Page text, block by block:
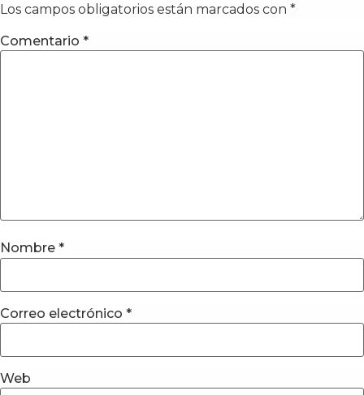
Los campos obligatorios están marcados con *
Comentario *
Nombre *
Correo electrónico *
Web